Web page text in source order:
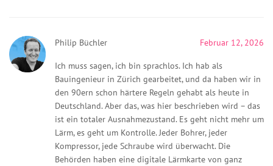
Philip Büchler Februar 12, 2026
Ich muss sagen, ich bin sprachlos. Ich hab als
Bauingenieur in Zürich gearbeitet, und da haben wir in
den 90ern schon härtere Regeln gehabt als heute in
Deutschland. Aber das, was hier beschrieben wird – das
ist ein totaler Ausnahmezustand. Es geht nicht mehr um
Lärm, es geht um Kontrolle. Jeder Bohrer, jeder
Kompressor, jede Schraube wird überwacht. Die
Behörden haben eine digitale Lärmkarte von ganz